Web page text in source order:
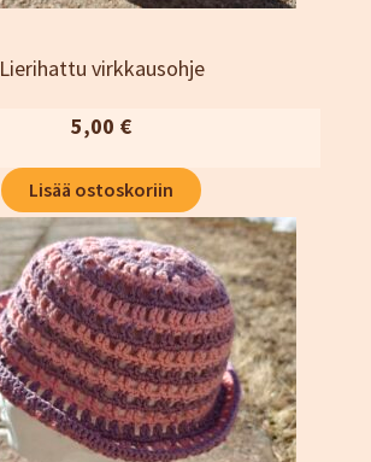
Lierihattu virkkausohje
5,00 €
Lisää ostoskoriin